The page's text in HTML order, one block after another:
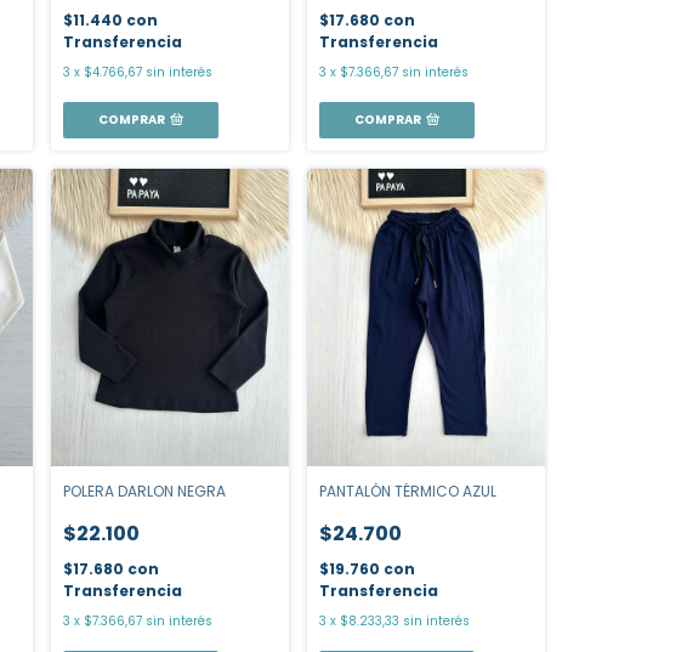
$11.440 con
Transferencia
3 x $4.766,67 sin interés
COMPRAR
$17.680 con
Transferencia
3 x $7.366,67 sin interés
COMPRAR
POLERA DARLON NEGRA
$22.100
$17.680 con
Transferencia
3 x $7.366,67 sin interés
PANTALÓN TÉRMICO AZUL
$24.700
$19.760 con
Transferencia
3 x $8.233,33 sin interés